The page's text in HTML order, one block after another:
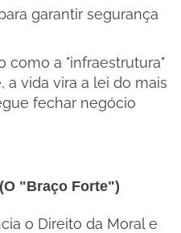
garantir segurança
como a "infraestrutura"
a vida vira a lei do mais
fechar negócio
"Braço Forte")
o Direito da Moral e